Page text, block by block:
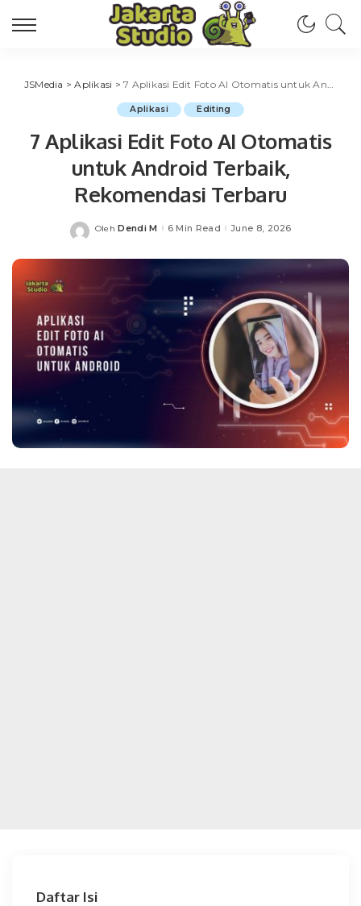
JSMedia >Aplikasi >7 Aplikasi Edit Foto AI Otomatis untuk Android Terbaik, Rekomendasi Terbaru
Aplikasi Editing
7 Aplikasi Edit Foto AI Otomatis
untuk Android Terbaik,
Rekomendasi Terbaru
Posted
Oleh Dendi M 6 Min Read June 8, 2026
Daftar Isi